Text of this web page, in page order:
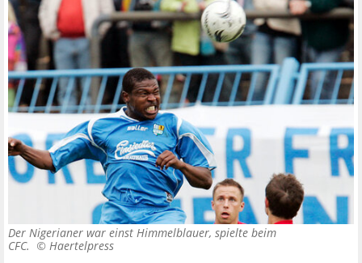
Der Nigerianer war einst Himmelblauer, spielte beim
CFC. © Haertelpress